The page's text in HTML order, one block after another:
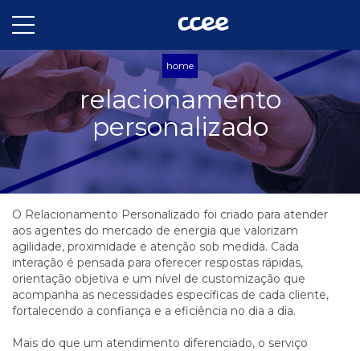
home
relacionamento
personalizado
O Relacionamento Personalizado foi criado para atender
aos agentes do mercado de energia que valorizam
agilidade, proximidade e atenção sob medida. Cada
interação é pensada para oferecer respostas rápidas,
orientação objetiva e um nível de customização que
acompanha as necessidades específicas de cada cliente,
fortalecendo a confiança e a eficiência no dia a dia.
Mais do que um atendimento diferenciado, o serviço